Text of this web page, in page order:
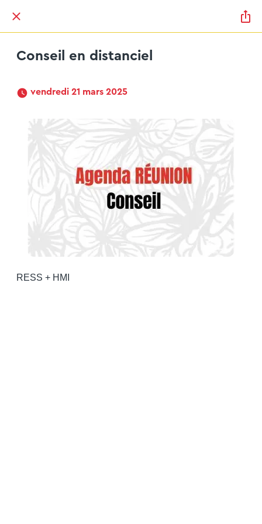
Conseil en distanciel
vendredi 21 mars 2025
RESS + HMI